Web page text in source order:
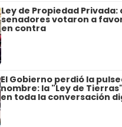
Ley de Propiedad Privada:
senadores votaron a
en contra
El Gobierno perdió la
nombre: la "Ley de
en toda la conversación